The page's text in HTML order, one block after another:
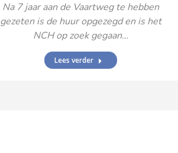
Na 7 jaar aan de Vaartweg te hebben
gezeten is de huur opgezegd en is het
NCH op zoek gegaan…
Lees verder